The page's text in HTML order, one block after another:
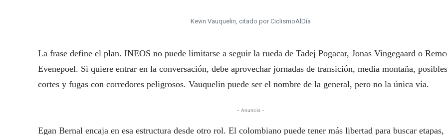
Kevin Vauquelin, citado por CiclismoAlDía
La frase define el plan. INEOS no puede limitarse a seguir la rueda de Tadej Pogacar, Jonas Vingegaard o
Evenepoel. Si quiere entrar en la conversación, debe aprovechar jornadas de transición, media montaña, posibles
cortes y fugas con corredores peligrosos. Vauquelin puede ser el nombre de la general, pero no la única vía.
- Anuncio -
Egan Bernal encaja en esa estructura desde otro rol. El colombiano puede tener más libertad para buscar etapas,